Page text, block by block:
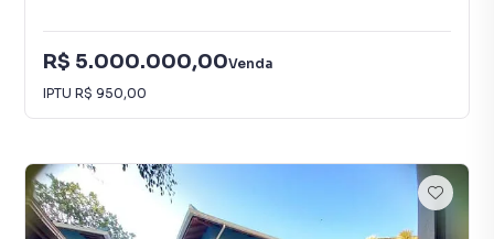
R$ 5.000.000,00Venda
IPTU R$ 950,00